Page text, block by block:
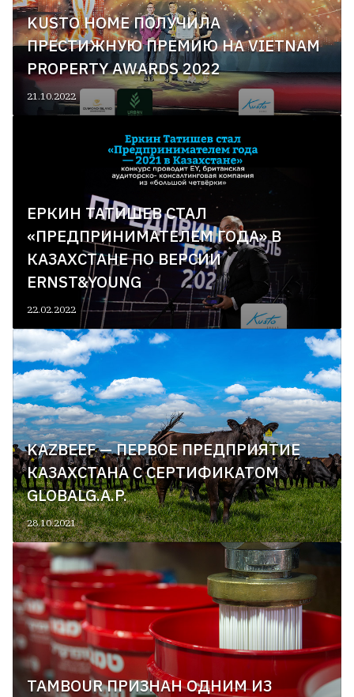
KUSTO HOME ПОЛУЧИЛА
ПРЕСТИЖНУЮ ПРЕМИЮ НА VIETNAM
PROPERTY AWARDS 2022
21.10.2022
ЕРКИН ТАТИШЕВ СТАЛ
«ПРЕДПРИНИМАТЕЛЕМ ГОДА» В
КАЗАХСТАНЕ ПО ВЕРСИИ
ERNST&YOUNG
22.02.2022
KAZBEEF — ПЕРВОЕ ПРЕДПРИЯТИЕ
КАЗАХСТАНА С СЕРТИФИКАТОМ
GLOBALG.A.P.
28.10.2021
TAMBOUR ПРИЗНАН ОДНИМ ИЗ